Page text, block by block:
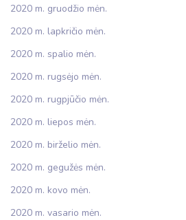
2020 m. gruodžio mėn.
2020 m. lapkričio mėn.
2020 m. spalio mėn.
2020 m. rugsėjo mėn.
2020 m. rugpjūčio mėn.
2020 m. liepos mėn.
2020 m. birželio mėn.
2020 m. gegužės mėn.
2020 m. kovo mėn.
2020 m. vasario mėn.